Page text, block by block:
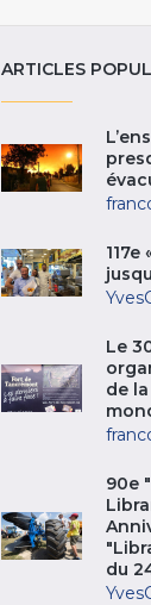
ARTICLES
117e
Le
de
90e
du